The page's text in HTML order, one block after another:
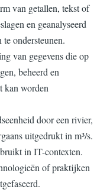
van getallen, tekst of
en geanalyseerd
ondersteunen.
van gegevens die op
beheerd en
kan worden
door een rivier,
uitgedrukt in m³/s.
in IT-contexten.
of praktijken